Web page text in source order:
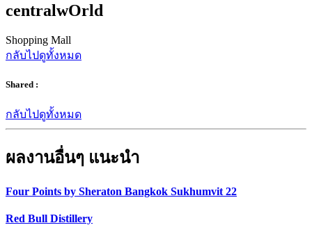
centralwOrld
Shopping Mall
กลับไปดูทั้งหมด
Shared :
กลับไปดูทั้งหมด
ผลงานอื่นๆ แนะนำ
Four Points by Sheraton Bangkok Sukhumvit 22
Red Bull Distillery